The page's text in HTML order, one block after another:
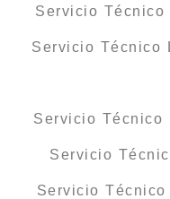
Servicio Técnico
Servicio Técnico
Servicio Técnico
Servicio
Servicio Técnico